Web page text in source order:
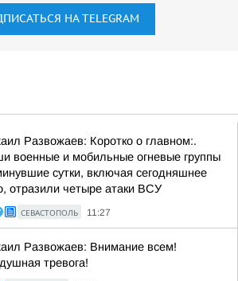
НА TELEGRAM
Развожаев: Коротко о главном:.
военные и мобильные огневые группы
сутки, включая сегодняшнее
отразили четыре атаки ВСУ
СЕВАСТОПОЛЬ 11:27
Развожаев: Внимание всем!
тревога!